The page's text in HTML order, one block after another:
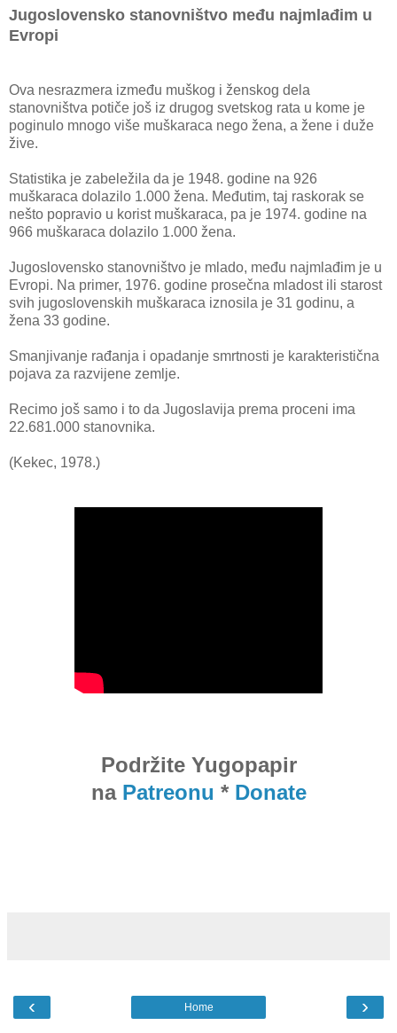
Jugoslovensko stanovništvo među najmlađim u
Evropi
Ova nesrazmera između muškog i ženskog dela
stanovništva potiče još iz drugog svetskog rata u kome je
poginulo mnogo više muškaraca nego žena, a žene i duže
žive.
Statistika je zabeležila da je 1948. godine na 926
muškaraca dolazilo 1.000 žena. Međutim, taj raskorak se
nešto popravio u korist muškaraca, pa je 1974. godine na
966 muškaraca dolazilo 1.000 žena.
Jugoslovensko stanovništvo je mlado, među najmlađim je u
Evropi. Na primer, 1976. godine prosečna mladost ili starost
svih jugoslovenskih muškaraca iznosila je 31 godinu, a
žena 33 godine.
Smanjivanje rađanja i opadanje smrtnosti je karakteristična
pojava za razvijene zemlje.
Recimo još samo i to da Jugoslavija prema proceni ima
22.681.000 stanovnika.
(Kekec, 1978.)
Podržite Yugopapir
na Patreonu * Donate
‹ ›
Home